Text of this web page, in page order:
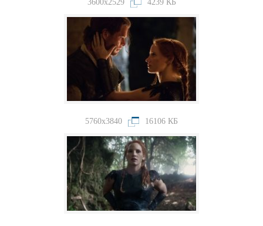
3600x2529 4239 КБ
5760x3840 16106 КБ